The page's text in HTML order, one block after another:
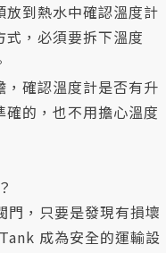
到熱水中確認溫度計
，必須要拆下溫度
確認溫度計是否有升
的，也不用擔心溫度
門，只要是發現有損壞
成為安全的運輸設